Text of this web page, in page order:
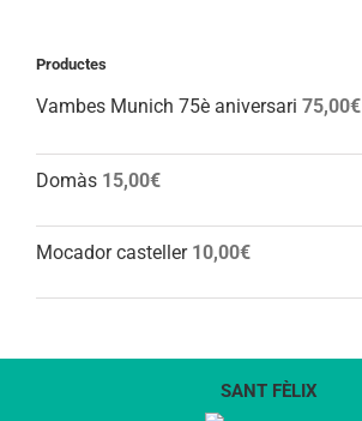
Productes
Vambes Munich 75è aniversari 75,00€
Domàs 15,00€
Mocador casteller 10,00€
SANT FÈLIX